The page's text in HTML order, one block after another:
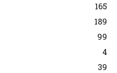
165
189
99
4
39